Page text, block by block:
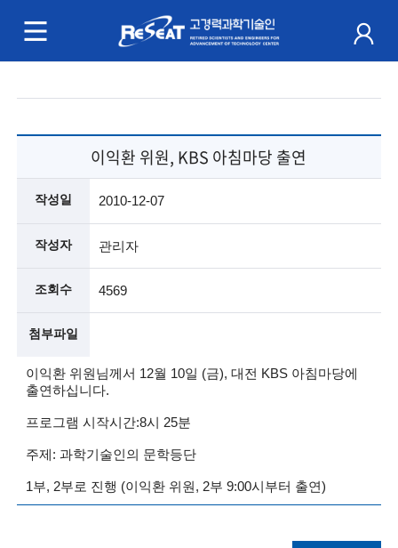
R
e
a
t
고
경
력
과
술
인
(
주
이익환 위원, KBS 아침마당 출연
작성일 2010-12-07
작성자 관리자
조회수 4569
첨부파일
이익환 위원님께서 12월 10일 (금), 대전 KBS 아침마당에
출연하십니다.
프로그램 시작시간:8시 25분
주제: 과학기술인의 문학등단
1부, 2부로 진행 (이익환 위원, 2부 9:00시부터 출연)